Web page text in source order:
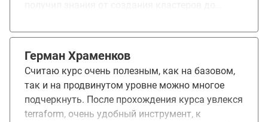
понравился полностью.
Герман Храменков
Считаю курс очень полезным, как на базовом,
так и на продвинутом уровне можно многое
подчеркнуть. После прохождения курса увлекся
terraform, очень удобный инструмент, к